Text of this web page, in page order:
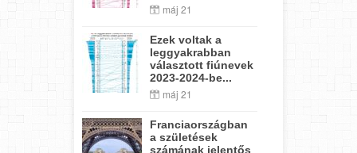
máj 21
Ezek voltak a
leggyakrabban
választott fiúnevek
2023-2024-be...
máj 21
Franciaországban
a születések
számának jelentős